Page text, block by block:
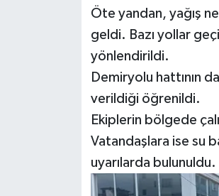
Öte yandan, yağış
geldi. Bazı yollar
yönlendirildi.
Demiryolu hattının
verildiği öğrenildi.
Ekiplerin bölgede
Vatandaşlara ise su
uyarılarda